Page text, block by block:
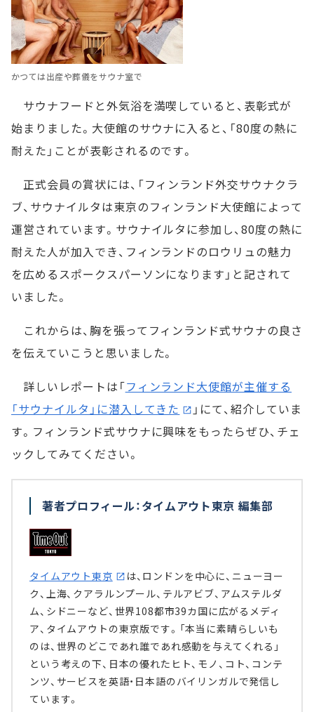
かつては出産や葬儀をサウナ室で
サウナフードと外気浴を満喫していると、表彰式が
始まりました。大使館のサウナに入ると、「80度の熱に
耐えた」ことが表彰されるのです。
正式会員の賞状には、「フィンランド外交サウナクラ
ブ、サウナイルタは東京のフィンランド大使館によって
運営されています。サウナイルタに参加し、80度の熱に
耐えた人が加入でき、フィンランドのロウリュの魅力
を広めるスポークスパーソンになります」と記されて
いました。
これからは、胸を張ってフィンランド式サウナの良さ
を伝えていこうと思いました。
詳しいレポートは「フィンランド大使館が主催する
「サウナイルタ」に潜入してきた
」にて、紹介していま
す。フィンランド式サウナに興味をもったらぜひ、チェ
ックしてみてください。
著者プロフィール：タイムアウト東京 編集部
タイムアウト東京
は、ロンドンを中心に、ニューヨー
ク、上海、クアラルンプール、テルアビブ、アムステルダ
ム、シドニーなど、世界108都市39カ国に広がるメディ
ア、タイムアウトの東京版です。「本当に素晴らしいも
のは、世界のどこであれ誰であれ感動を与えてくれる」
という考えの下、日本の優れたヒト、モノ、コト、コンテ
ンツ、サービスを英語・日本語のバイリンガルで発信し
ています。